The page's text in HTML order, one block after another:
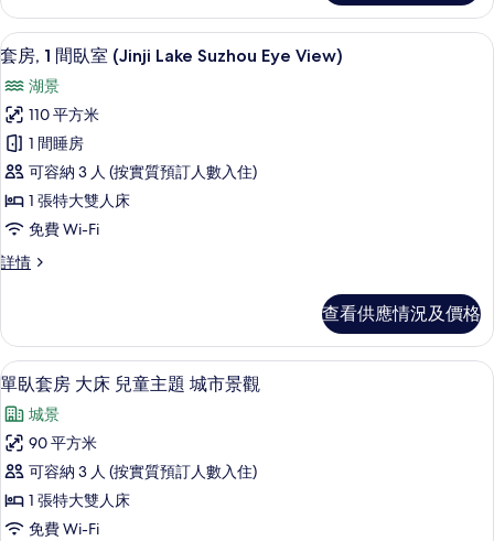
片
Lake
View)
的
相
片
臥
室
(Landmark
View)
詳
情
載
入
所
有
套
房,
1
間
臥
Lake
Suzhou
Eye
View)
的
相
片
5
套房, 1 間臥室 (Jinji Lake Suzhou Eye View)
湖景
110 平方米
1 間睡房
可容納 3 人 (按實質預訂人數入住)
1 張特大雙人床
免費 Wi-Fi
詳情
套
臥
室
(Jinji
Suzhou
Eye
詳
情
查看供應情況及價格
載
入
所
有
單
臥
單臥套房 大床 兒童主題 城市景觀 | 客
6
單臥套房 大床 兒童主題 城市景觀
城景
90 平方米
可容納 3 人 (按實質預訂人數入住)
1 張特大雙人床
免費 Wi-Fi